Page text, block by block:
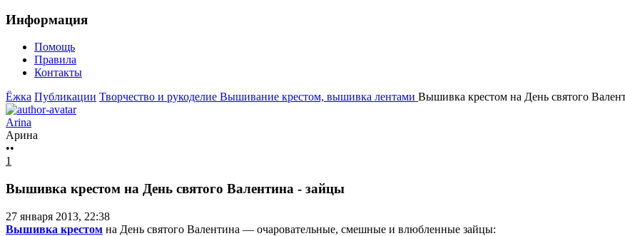
Информация
Помощь
Правила
Контакты
Ёжка Публикации Творчество и рукоделие Вышивание крестом, вышивка лентами Вышивка крестом на День святого
Arina
Арина
••
1
Вышивка крестом на День святого Валентина - зайцы
27 января 2013, 22:38
Вышивка крестом на День святого Валентина — очаровательные, смешные и влюбленные зайцы: